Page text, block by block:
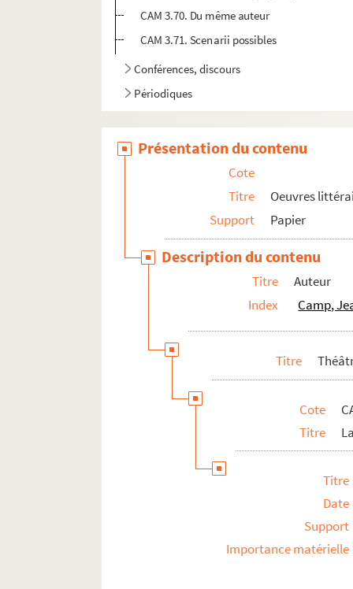
CAM 3.70. Du même auteur
CAM 3.71. Scenarii possibles
Conférences, discours
Périodiques
Présentation du contenu
Cote
Titre
Oeuvres
Support
Papier
Description du contenu
Titre
Auteur
Index
Camp,
Titre
Cote
Titre
Titre
Date
Support
Importance matérielle